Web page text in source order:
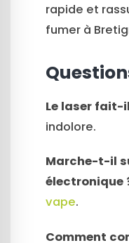
rapide et
fumer à
Le laser fait-
indolore.
Marche-t-il
électronique
vape.
Comment